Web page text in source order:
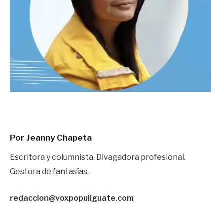
Por Jeanny Chapeta
Escritora y columnista. Divagadora profesional.
Gestora de fantasías.
redaccion@voxpopuliguate.com